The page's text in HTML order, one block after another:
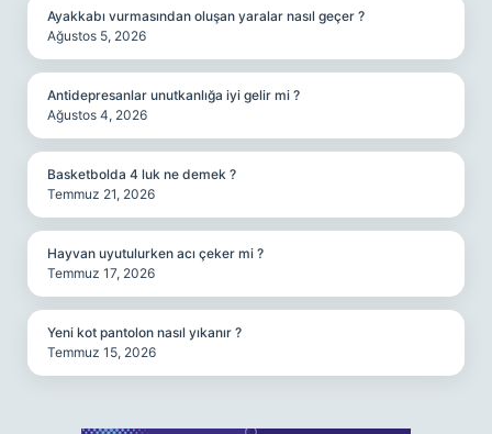
Ayakkabı vurmasından oluşan yaralar nasıl geçer ?
Ağustos 5, 2026
Antidepresanlar unutkanlığa iyi gelir mi ?
Ağustos 4, 2026
Basketbolda 4 luk ne demek ?
Temmuz 21, 2026
Hayvan uyutulurken acı çeker mi ?
Temmuz 17, 2026
Yeni kot pantolon nasıl yıkanır ?
Temmuz 15, 2026